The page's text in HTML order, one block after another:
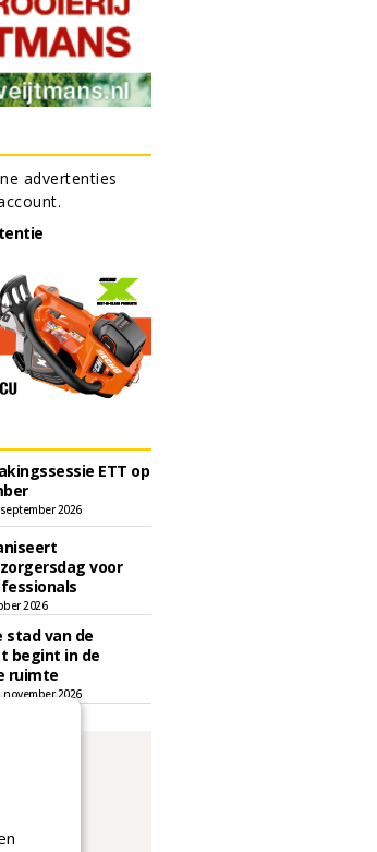
advertenties
ETT op
2026
voor
2026
stad van de
begint in de
ruimte
2026